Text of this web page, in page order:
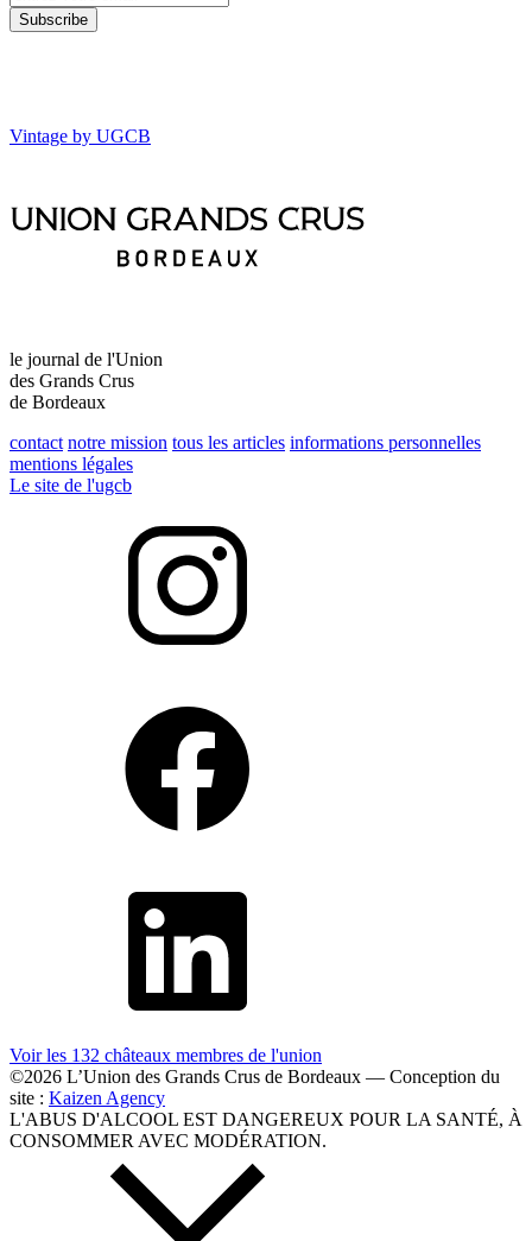
Vintage by UGCB
le journal de l'Union
des Grands Crus
de Bordeaux
contact notre mission tous les articles informations personnelles
mentions légales
Le site de l'ugcb
Voir les 132 châteaux membres de l'union
©2026 L’Union des Grands Crus de Bordeaux — Conception du
site : Kaizen Agency
L'ABUS D'ALCOOL EST DANGEREUX POUR LA SANTÉ, À
CONSOMMER AVEC MODÉRATION.